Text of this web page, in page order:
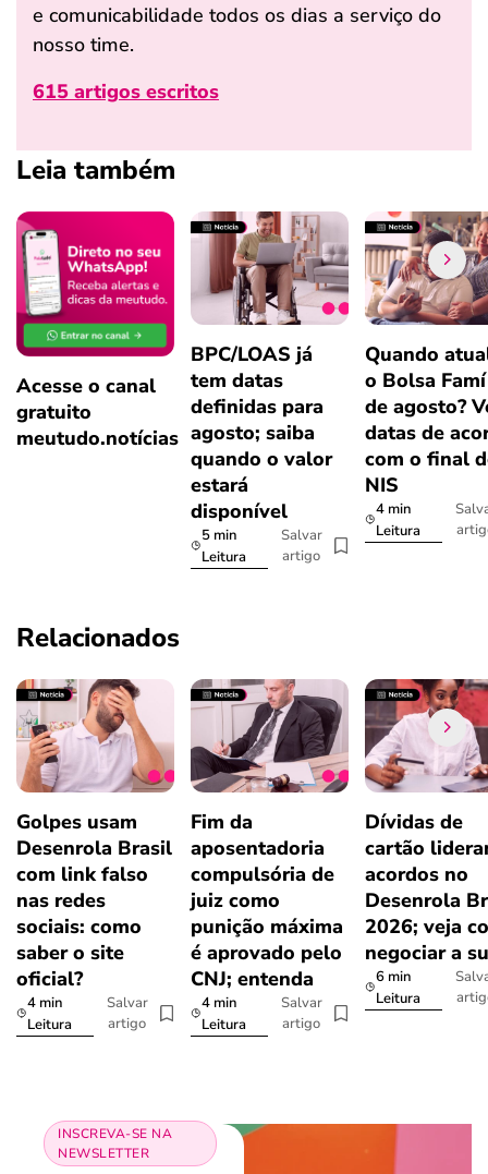
e comunicabilidade todos os dias a serviço do
nosso time.
615 artigos escritos
Leia também
Acesse o canal
gratuito
meutudo.notícias
BPC/LOAS já
tem datas
definidas para
agosto; saiba
quando o valor
estará
disponível
5 min
Leitura
Salvar
artigo
Quando
o Bolsa
de agosto?
datas de
com o final
NIS
4 min
Leitura
Relacionados
Golpes usam
Desenrola Brasil
com link falso
nas redes
sociais: como
saber o site
oficial?
4 min
Leitura
Salvar
artigo
Fim da
aposentadoria
compulsória de
juiz como
punição máxima
é aprovado pelo
CNJ; entenda
4 min
Leitura
Salvar
artigo
Dívidas de
cartão
acordos no
Desenrola
2026; veja
negociar a
6 min
Leitura
INSCREVA-SE NA
NEWSLETTER